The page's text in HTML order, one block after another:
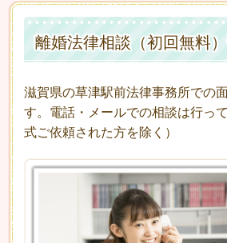
離婚法律相談（初回無料
滋賀県の草津駅前法律事務所での
す。電話・メールでの相談は行っ
式ご依頼された方を除く）